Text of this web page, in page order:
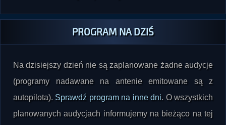
PROGRAM NA DZIŚ
Na dzisiejszy dzień nie są zaplanowane żadne audycje
(programy nadawane na antenie emitowane są z
autopilota). Sprawdź program na inne dni. O wszystkich
planowanych audycjach informujemy na bieżąco na tej